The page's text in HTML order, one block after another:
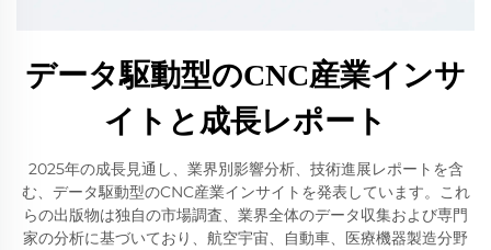
データ駆動型のCNC産業インサ
イトと成長レポート
2025年の成長見通し、業界別影響分析、技術進展レポートを含
む、データ駆動型のCNC産業インサイトを発表しています。これ
らの出版物は独自の市場調査、業界全体のデータ収集および専門
家の分析に基づいており、航空宇宙、自動車、医療機器製造分野